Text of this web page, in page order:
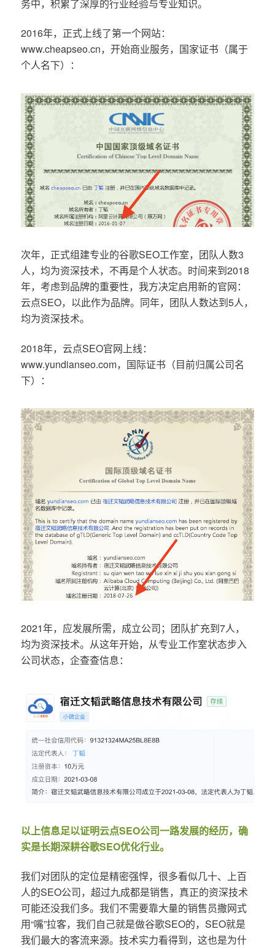
务中，积累了深厚的行业经验与专业知识。
2016年，正式上线了第一个网站：
www.cheapseo.cn，开始商业服务，国家证书（属于
个人名下）：
次年，正式组建专业的谷歌SEO工作室，团队人数3
人，均为资深技术，不再是个人状态。时间来到2018
年，考虑到品牌的重要性，我方决定启用新的官网：
云点SEO，以此作为品牌。同年，团队人数达到5人，
均为资深技术。
2018年，云点SEO官网上线：
www.yundianseo.com，国际证书（目前归属公司名
下）：
2021年，应发展所需，成立公司；团队扩充到7人，
均为资深技术。从这年开始，从专业工作室状态步入
公司状态，企查查信息：
以上信息足以证明云点SEO公司一路发展的经历，确
实是长期深耕谷歌SEO优化行业。
我们对团队的定位是精密强悍，很多看似几十、上百
人的SEO公司，超过九成都是销售，真正的资深技术
可能还没我们多。我们不需要靠大量的销售员撒网式
用“嘴”拉客，我们自己就是做谷歌SEO的，SEO就是
我们最大的客流来源。技术实力看得到，这也是为什